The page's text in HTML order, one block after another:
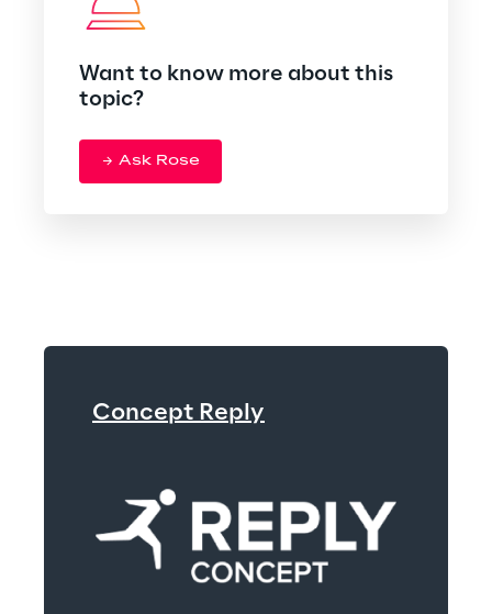
Want to know more about this
topic?
Ask Rose
Concept Reply